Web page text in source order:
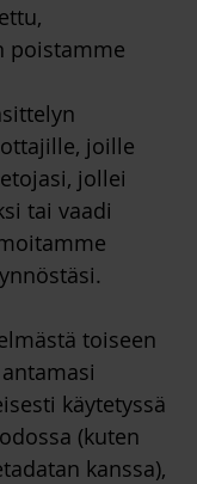
poistamme
joille
jollei
tai vaadi
toiseen
käytetyssä
(kuten
kanssa),